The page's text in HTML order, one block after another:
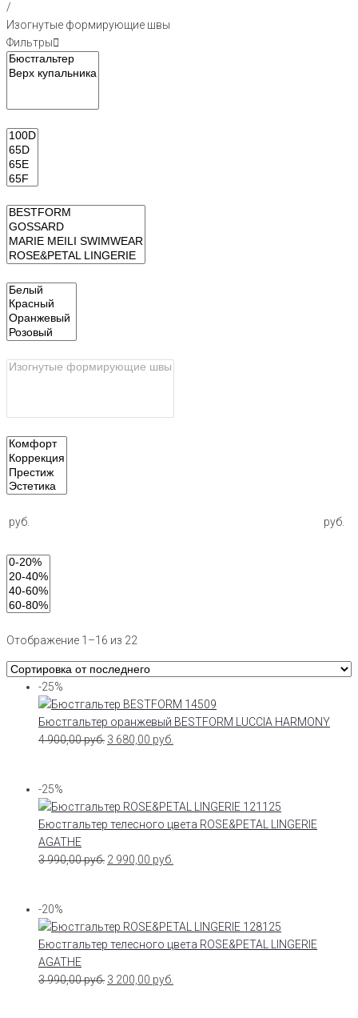
/
Изогнутые формирующие швы
Фильтры
руб. руб.
Отображение 1–16 из 22
-25%
Бюстгальтер оранжевый BESTFORM LUCCIA HARMONY
4 900,00руб. 3 680,00 руб.
-25%
Бюстгальтер телесного цвета ROSE&PETAL LINGERIE
AGATHE
3 990,00руб. 2 990,00 руб.
-20%
Бюстгальтер телесного цвета ROSE&PETAL LINGERIE
AGATHE
3 990,00руб. 3 200,00 руб.